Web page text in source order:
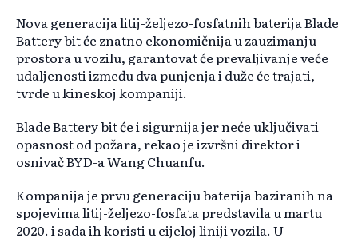
Nova generacija litij-željezo-fosfatnih baterija Blade
Battery bit će znatno ekonomičnija u zauzimanju
prostora u vozilu, garantovat će prevaljivanje veće
udaljenosti između dva punjenja i duže će trajati,
tvrde u kineskoj kompaniji.
Blade Battery bit će i sigurnija jer neće uključivati
opasnost od požara, rekao je izvršni direktor i
osnivač BYD-a Wang Chuanfu.
Kompanija je prvu generaciju baterija baziranih na
spojevima litij-željezo-fosfata predstavila u martu
2020. i sada ih koristi u cijeloj liniji vozila. U